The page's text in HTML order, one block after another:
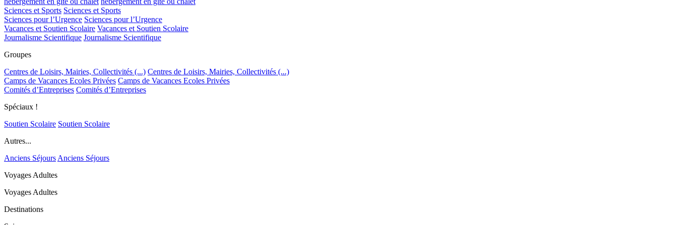
Sciences et Sports Sciences et Sports
Sciences pour l’Urgence Sciences pour l’Urgence
Vacances et Soutien Scolaire Vacances et Soutien Scolaire
Journalisme Scientifique Journalisme Scientifique
Groupes
Centres de Loisirs, Mairies, Collectivités (...) Centres de Loisirs, Mairies, Collectivités (...)
Camps de Vacances Ecoles Privées Camps de Vacances Ecoles Privées
Comités d’Entreprises Comités d’Entreprises
Spéciaux !
Soutien Scolaire Soutien Scolaire
Autres...
Anciens Séjours Anciens Séjours
Voyages Adultes
Voyages Adultes
Destinations